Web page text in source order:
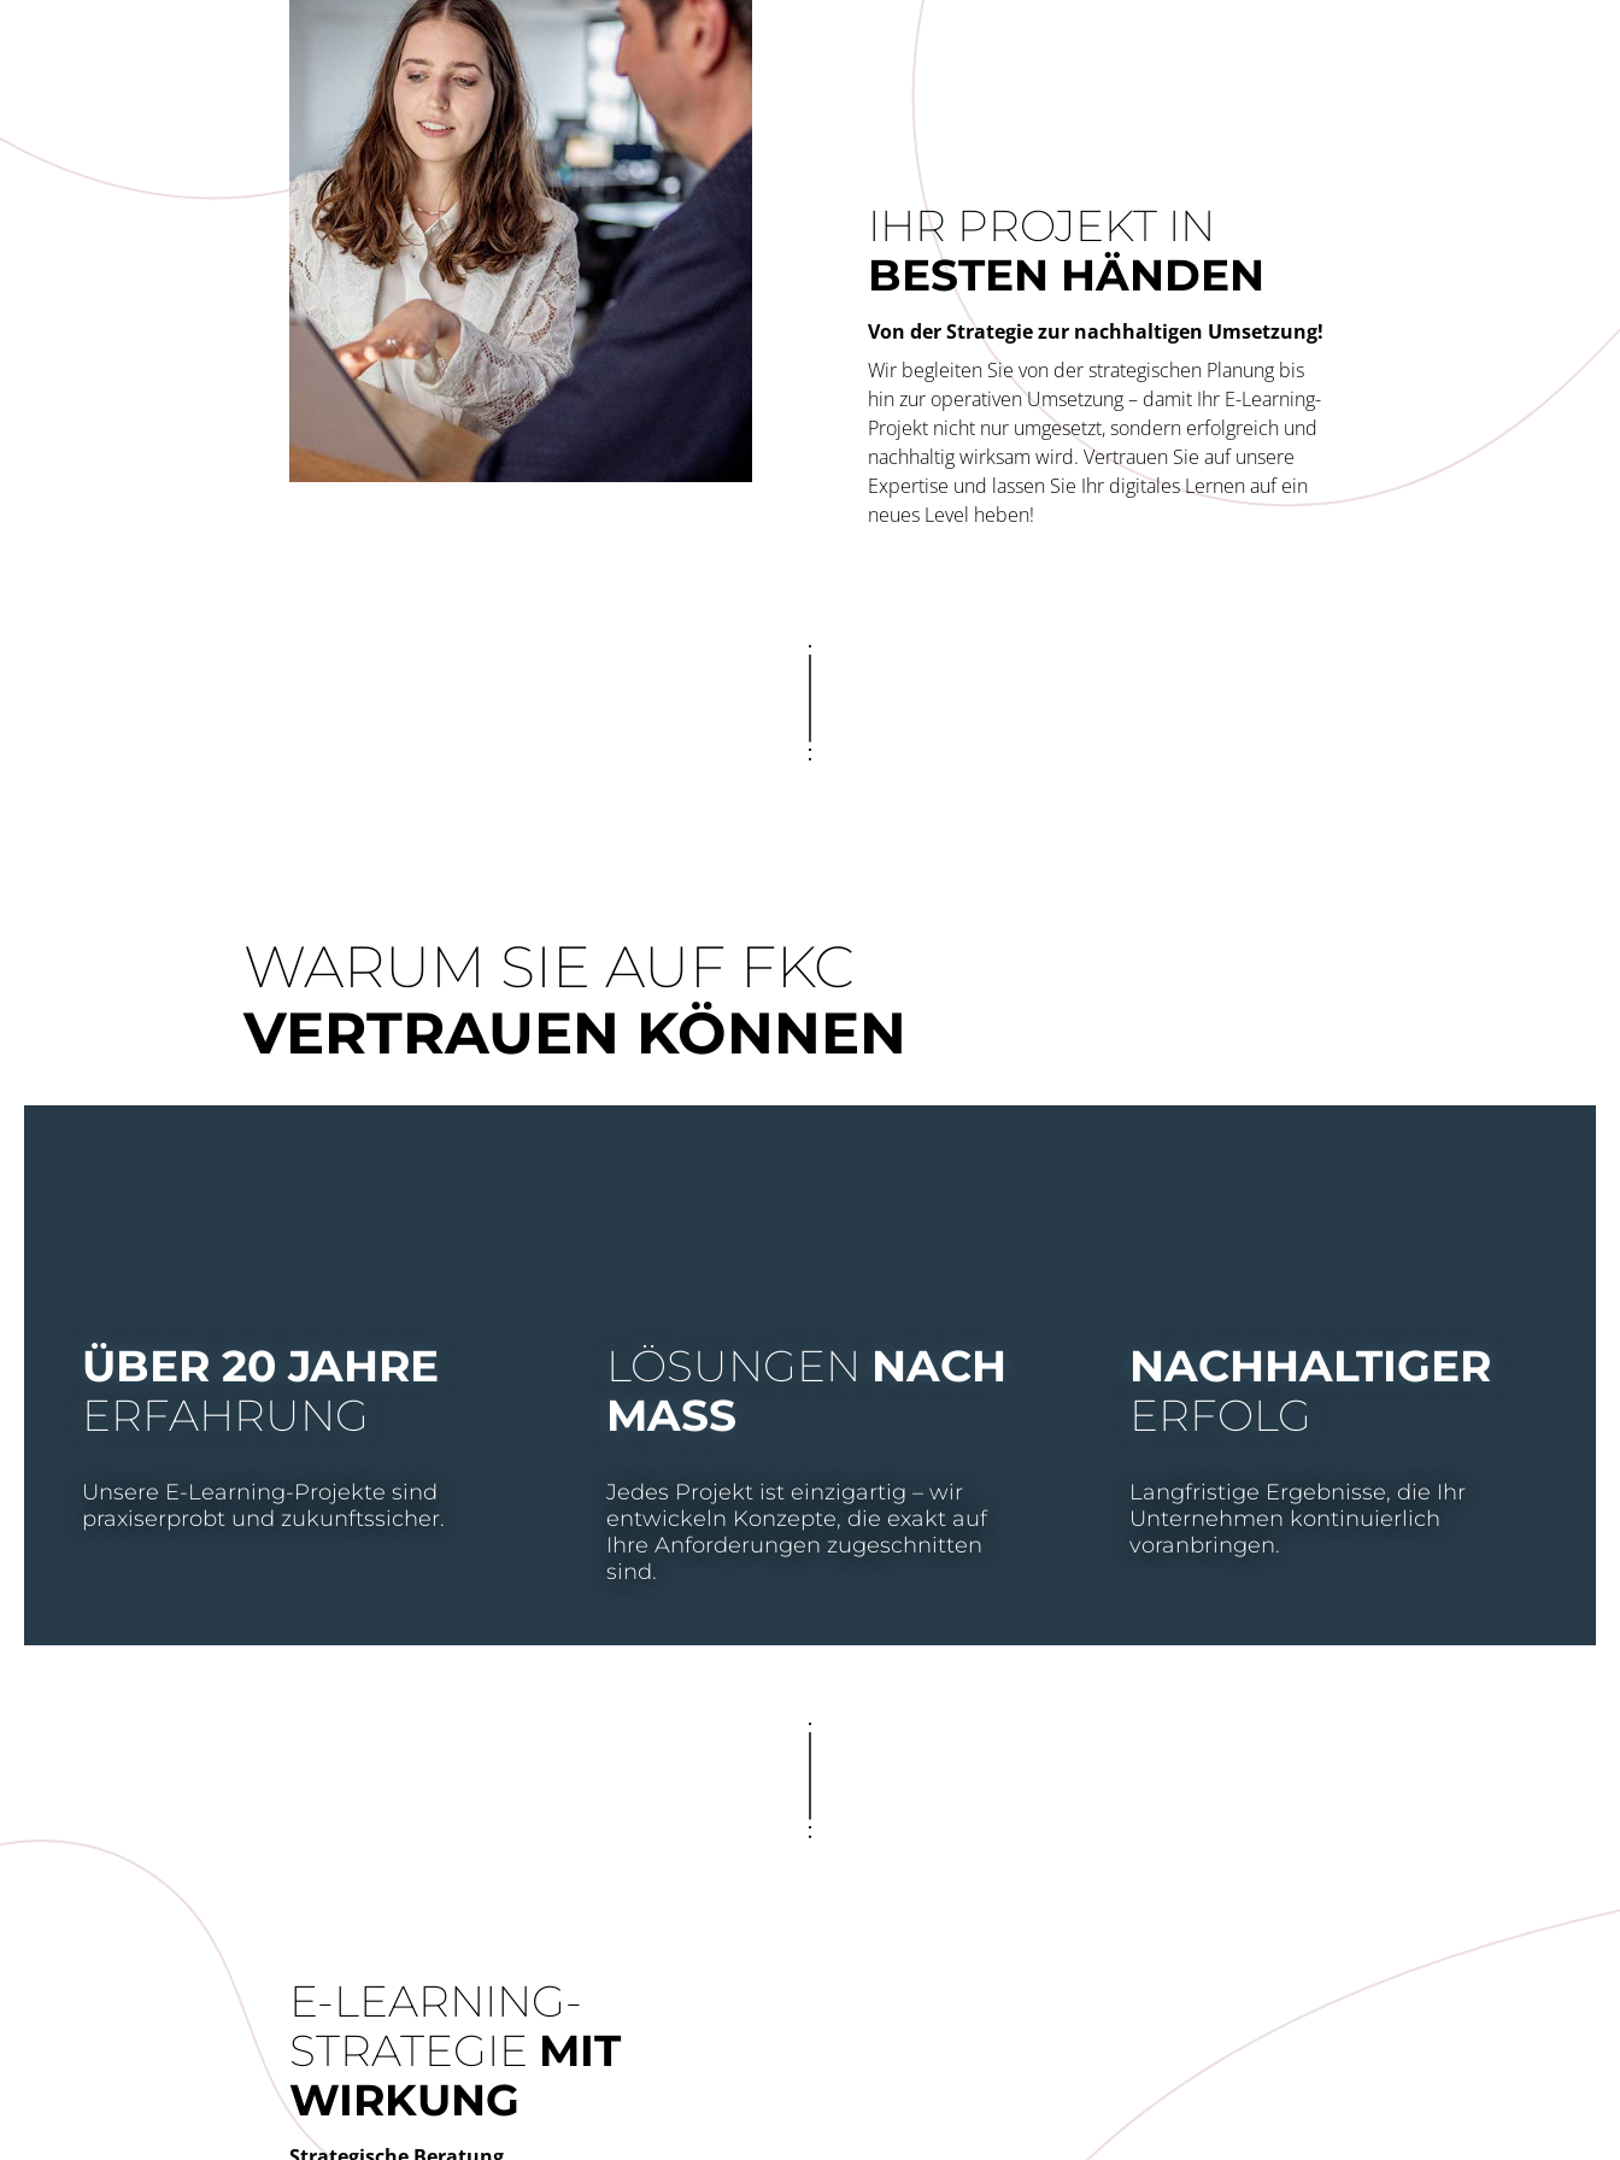
IHR PROJEKT IN
BESTEN HÄNDEN
Von der Strategie zur nachhaltigen Umsetzung!
Wir begleiten Sie von der strategischen Planung bis
hin zur operativen Umsetzung – damit Ihr E-Learning-
Projekt nicht nur umgesetzt, sondern erfolgreich und
nachhaltig wirksam wird. Vertrauen Sie auf unsere
Expertise und lassen Sie Ihr digitales Lernen auf ein
neues Level heben!
WARUM SIE AUF FKC
VERTRAUEN KÖNNEN
ÜBER 20 JAHRE
ERFAHRUNG
Unsere E-Learning-Projekte sind
praxiserprobt und zukunftssicher.
LÖSUNGEN NACH
MASS
Jedes Projekt ist einzigartig – wir
entwickeln Konzepte, die exakt auf
Ihre Anforderungen zugeschnitten
sind.
NACHHALTIGER
ERFOLG
Langfristige Ergebnisse, die Ihr
Unternehmen kontinuierlich
voranbringen.
E-LEARNING-
STRATEGIE MIT
WIRKUNG